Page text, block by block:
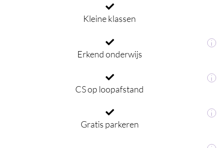
Kleine klassen
i
Erkend onderwijs
i
CS op loopafstand
i
Gratis parkeren